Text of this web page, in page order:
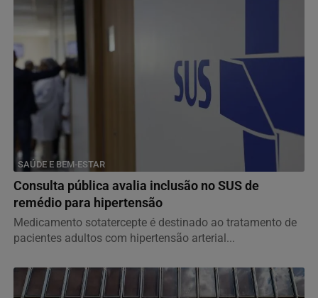
SAÚDE E BEM-ESTAR
Consulta pública avalia inclusão no SUS de
remédio para hipertensão
Medicamento sotatercepte é destinado ao tratamento de
pacientes adultos com hipertensão arterial...